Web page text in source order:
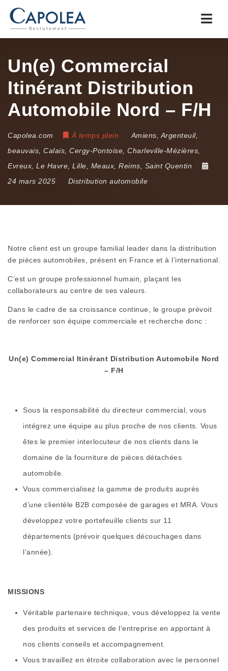
Un(e) Commercial
Itinérant Distribution
Automobile Nord – F/H
Capolea.com À temps plein Amiens Argenteuil,
beauvais Calais Cergy-Pontoise Charleville-Mézières
Evreux Le Havre Lille Meaux Reims
Saint Quentin
24 mars 2025
Distribution automobile
Notre client est un groupe familial leader dans la distribution
de pièces automobiles, présent en France et à l’international.
C’est un groupe professionnel humain, plaçant les
collaborateurs au centre de ses valeurs.
Dans le cadre de sa croissance continue, le groupe prévoit
de renforcer son équipe commerciale et recherche donc :
Un(e) Commercial Itinérant Distribution Automobile Nord
– F/H
Sous la responsabilité du directeur commercial, vous
intégrez une équipe au plus proche de nos clients. Vous
êtes le premier interlocuteur de nos clients dans le
domaine de la fourniture de pièces détachées
automobile.
Vous commercialisez la gamme de produits auprès
d’une clientèle B2B composée de garages et MRA. Vous
développez votre portefeuille clients sur 11
départements (prévoir quelques découchages dans
l’année).
MISSIONS
Véritable partenaire technique, vous développez la vente
des produits et services de l’entreprise en apportant à
nos clients conseils et accompagnement.
Vous travaillez en étroite collaboration avec le personnel